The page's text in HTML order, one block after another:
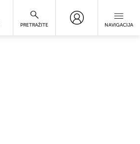
PRETRAŽITE NAVIGACIJA